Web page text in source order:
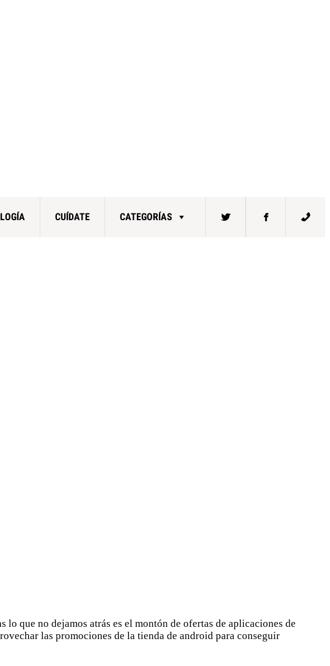
CUÍDATE CATEGORÍAS
que no dejamos atrás es el montón de ofertas de aplicaciones de
las promociones de la tienda de android para conseguir